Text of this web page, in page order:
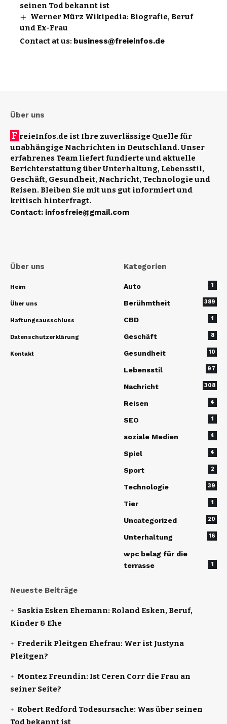
seinen Tod bekannt ist
Werner Mürz Wikipedia: Biografie, Beruf
und Ex-Frau
Contact at us: business@freieinfos.de
Über uns
F reieInfos.de ist Ihre zuverlässige Quelle für
unabhängige Nachrichten in Deutschland. Unser
erfahrenes Team liefert fundierte und aktuelle
Berichterstattung über Unterhaltung, Lebensstil,
Geschäft, Gesundheit, Nachricht, Technologie und
Reisen. Bleiben Sie mit uns gut informiert und
kritisch hinterfragt.
Contact: infosfreie@gmail.com
Über uns
Heim
Über uns
Haftungsausschluss
Datenschutzerklärung
Kontakt
Kategorien
Auto 1
Berühmtheit 389
CBD 1
Geschäft 8
Gesundheit 10
Lebensstil 97
Nachricht 308
Reisen 4
SEO 1
soziale Medien 4
Spiel 4
Sport 2
Technologie 39
Tier 1
Uncategorized 20
Unterhaltung 16
wpc belag für die
terrasse
1
Neueste Beiträge
Saskia Esken Ehemann: Roland Esken, Beruf,
Kinder & Ehe
Frederik Pleitgen Ehefrau: Wer ist Justyna
Pleitgen?
Montez Freundin: Ist Ceren Corr die Frau an
seiner Seite?
Robert Redford Todesursache: Was über seinen
Tod bekannt ist